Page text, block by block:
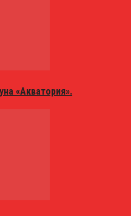
«Акватория».